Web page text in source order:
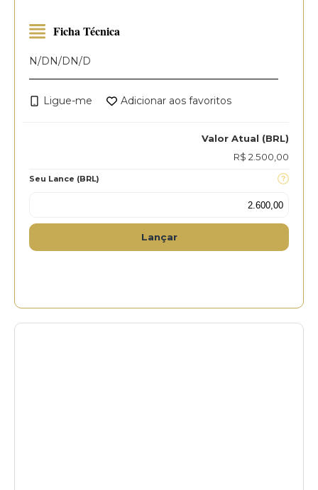
Valor Atual (BRL)
R$ 2.500,00
Seu Lance (BRL)
Lançar
Ficha Técnica
N/DN/DN/D
Ligue-me Adicionar aos favoritos